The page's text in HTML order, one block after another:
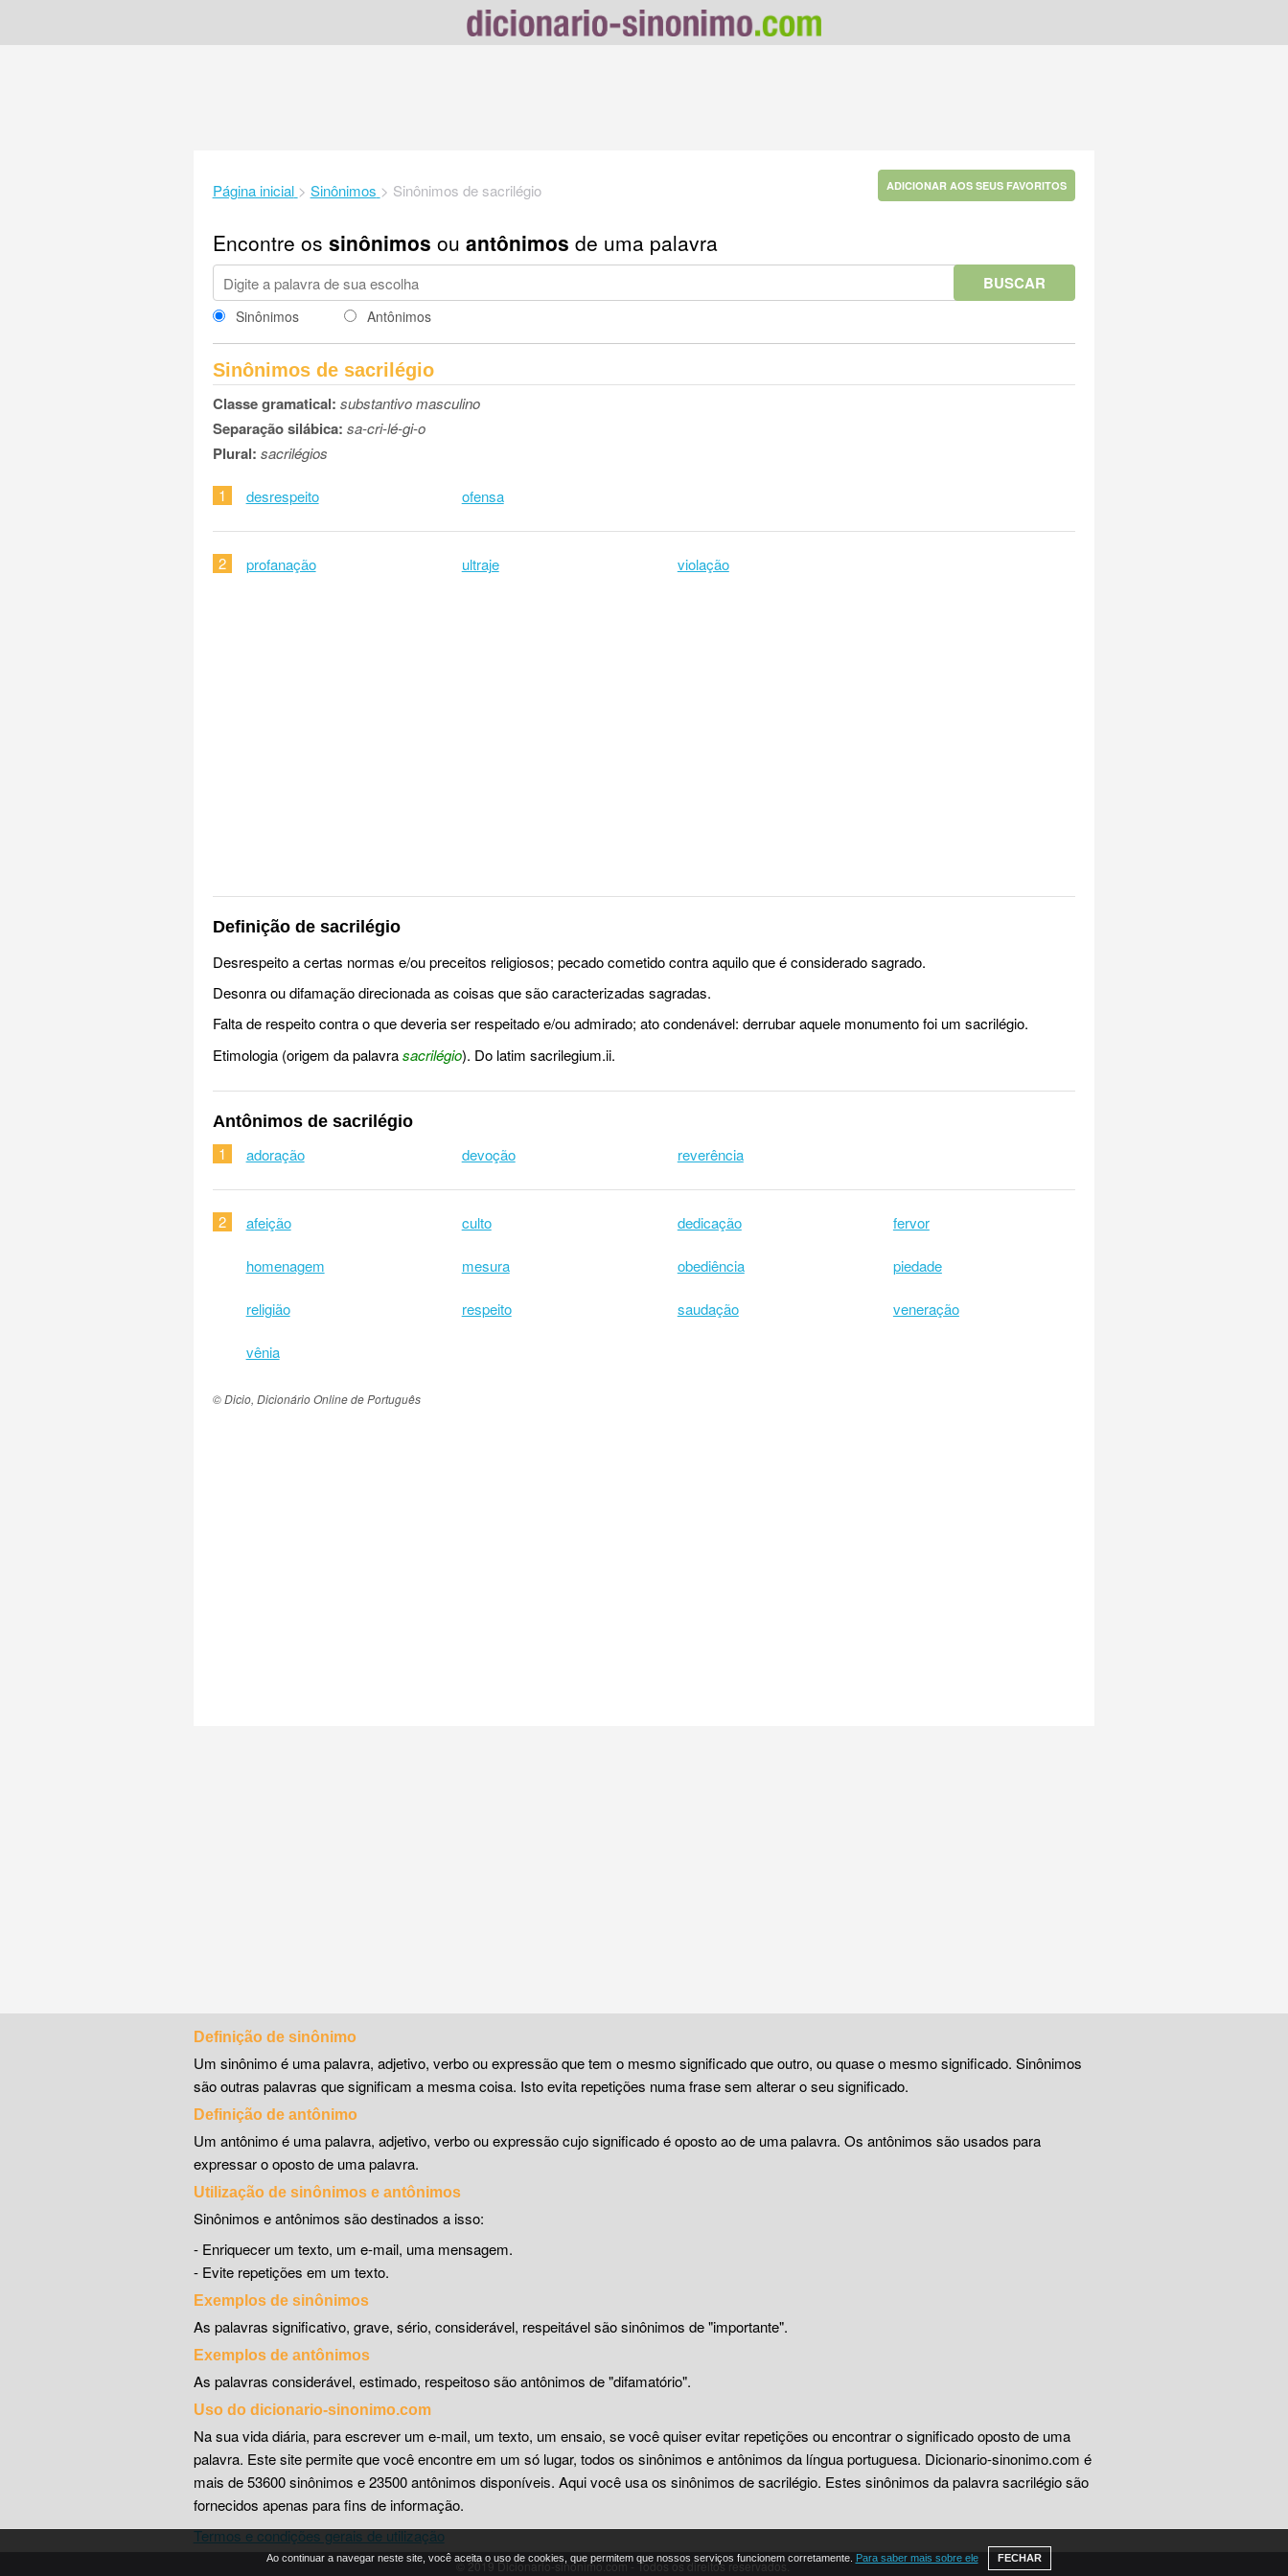
Página inicial > Sinônimos > Sinônimos de sacrilégio ADICIONAR AOS SEUS FAVORITOS
Encontre os sinônimos ou antônimos de uma palavra
BUSCAR
Sinônimos Antônimos
Sinônimos de sacrilégio
Classe gramatical: substantivo masculino
Separação silábica: sa-cri-lé-gi-o
Plural: sacrilégios
1 desrespeito ofensa
2 profanação ultraje violação
Definição de sacrilégio
Desrespeito a certas normas e/ou preceitos religiosos; pecado cometido contra aquilo que é considerado sagrado.
Desonra ou difamação direcionada as coisas que são caracterizadas sagradas.
Falta de respeito contra o que deveria ser respeitado e/ou admirado; ato condenável: derrubar aquele monumento foi um sacrilégio.
Etimologia (origem da palavrasacrilégio). Do latim sacrilegium.ii.
Antônimos de sacrilégio
1 adoração devoção reverência
2 afeição culto dedicação fervor
homenagem mesura obediência piedade
religião respeito saudação veneração
vênia
© Dicio, Dicionário Online de Português
Definição de sinônimo
Um sinônimo é uma palavra, adjetivo, verbo ou expressão que tem o mesmo significado que outro, ou quase o mesmo significado. Sinônimos
são outras palavras que significam a mesma coisa. Isto evita repetições numa frase sem alterar o seu significado.
Definição de antônimo
Um antônimo é uma palavra, adjetivo, verbo ou expressão cujo significado é oposto ao de uma palavra. Os antônimos são usados para
expressar o oposto de uma palavra.
Utilização de sinônimos e antônimos
Sinônimos e antônimos são destinados a isso:
- Enriquecer um texto, um e-mail, uma mensagem.
- Evite repetições em um texto.
Exemplos de sinônimos
As palavras significativo, grave, sério, considerável, respeitável são sinônimos de "importante".
Exemplos de antônimos
As palavras considerável, estimado, respeitoso são antônimos de "difamatório".
Uso do dicionario-sinonimo.com
Na sua vida diária, para escrever um e-mail, um texto, um ensaio, se você quiser evitar repetições ou encontrar o significado oposto de uma
palavra. Este site permite que você encontre em um só lugar, todos os sinônimos e antônimos da língua portuguesa. Dicionario-sinonimo.com é
mais de 53600 sinônimos e 23500 antônimos disponíveis. Aqui você usa os sinônimos de sacrilégio. Estes sinônimos da palavra sacrilégio são
fornecidos apenas para fins de informação.
Termos e condições gerais de utilização
Ao continuar a navegar neste site, você aceita o uso de cookies, que permitem que nossos serviços funcionem corretamente. Para saber mais sobre ele FECHAR
© 2019 Dicionario-sinonimo.com - Todos os direitos reservados.